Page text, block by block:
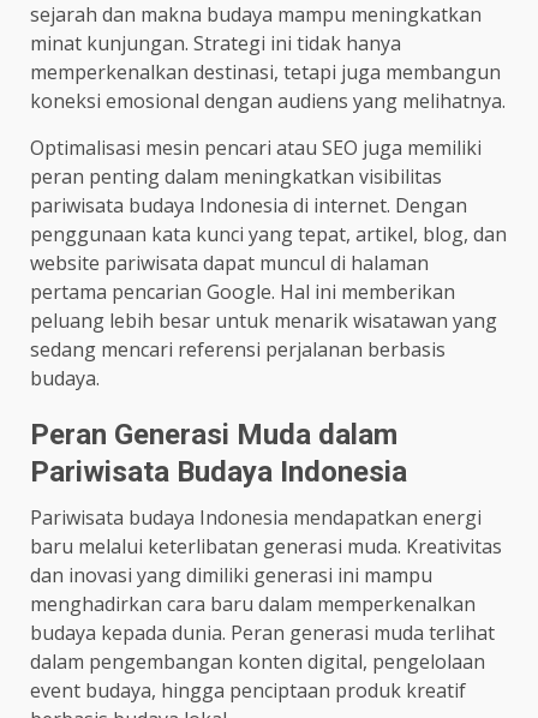
sejarah dan makna budaya mampu meningkatkan
minat kunjungan. Strategi ini tidak hanya
memperkenalkan destinasi, tetapi juga membangun
koneksi emosional dengan audiens yang melihatnya.
Optimalisasi mesin pencari atau SEO juga memiliki
peran penting dalam meningkatkan visibilitas
pariwisata budaya Indonesia di internet. Dengan
penggunaan kata kunci yang tepat, artikel, blog, dan
website pariwisata dapat muncul di halaman
pertama pencarian Google. Hal ini memberikan
peluang lebih besar untuk menarik wisatawan yang
sedang mencari referensi perjalanan berbasis
budaya.
Peran Generasi Muda dalam
Pariwisata Budaya Indonesia
Pariwisata budaya Indonesia mendapatkan energi
baru melalui keterlibatan generasi muda. Kreativitas
dan inovasi yang dimiliki generasi ini mampu
menghadirkan cara baru dalam memperkenalkan
budaya kepada dunia. Peran generasi muda terlihat
dalam pengembangan konten digital, pengelolaan
event budaya, hingga penciptaan produk kreatif